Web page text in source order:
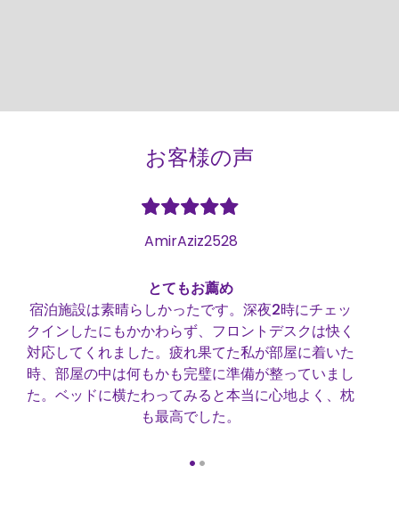
お客様の声
AmirAziz2528
とてもお薦め
宿泊施設は素晴らしかったです。深夜2時にチェッ
クインしたにもかかわらず、フロントデスクは快く
対応してくれました。疲れ果てた私が部屋に着いた
時、部屋の中は何もかも完璧に準備が整っていまし
た。ベッドに横たわってみると本当に心地よく、枕
も最高でした。